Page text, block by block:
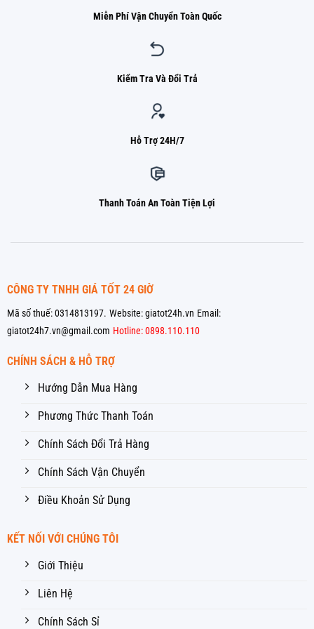
Miễn Phí Vận Chuyển Toàn Quốc
Kiểm Tra Và Đổi Trả
Hỗ Trợ 24H/7
Thanh Toán An Toàn Tiện Lợi
CÔNG TY TNHH GIÁ TỐT 24 GIỜ
Mã số thuế: 0314813197. Website: giatot24h.vn Email:
giatot24h7.vn@gmail.com Hotline: 0898.110.110
CHÍNH SÁCH & HỖ TRỢ
Hướng Dẫn Mua Hàng
Phương Thức Thanh Toán
Chính Sách Đổi Trả Hàng
Chính Sách Vận Chuyển
Điều Khoản Sử Dụng
KẾT NỐI VỚI CHÚNG TÔI
Giới Thiệu
Liên Hệ
Chính Sách Sỉ